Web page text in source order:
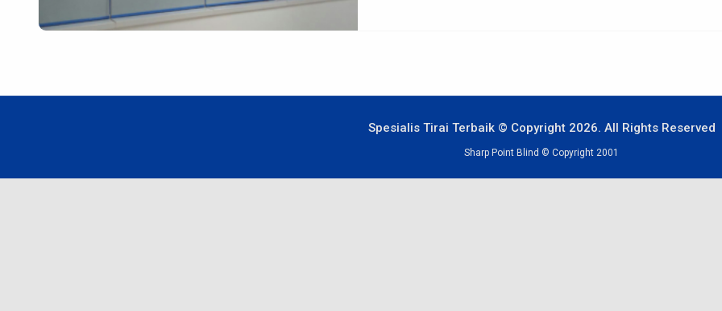
Spesialis Tirai Terbaik © Copyright 2026. All Rights Reserved
Sharp Point Blind © Copyright 2001